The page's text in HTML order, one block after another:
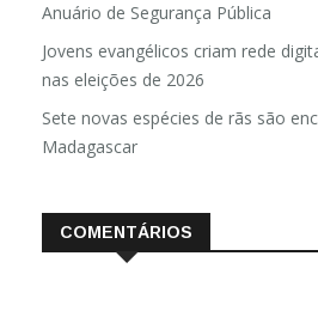
Anuário de Segurança Pública
Jovens evangélicos criam rede
nas eleições de 2026
Sete novas espécies de rãs são
Madagascar
COMENTÁRIOS